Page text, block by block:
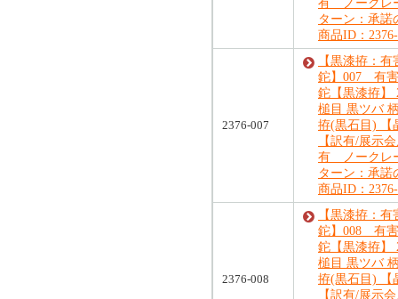
有 ノークレ
ターン：承諾
商品ID：
2376-007
【黒漆拵：
鉈】007 有
鉈【黒漆拵】
槌目 黒ツバ
拵(黒石目) 【
【訳有/展示
有 ノークレ
ターン：承諾
商品ID：
2376-008
【黒漆拵：
鉈】008 有
鉈【黒漆拵】
槌目 黒ツバ
拵(黒石目) 【
【訳有/展示